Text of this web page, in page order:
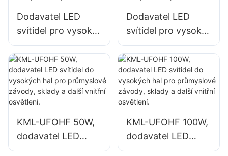
Dodavatel LED
svítidel pro vysoké
budovy KML-HB52
100W pro vnitřní
prostory, jako jsou
průmyslové tovární
budovy a sklady.
Dodavatel LED
svítidel pro vysoké
stropy KML-UFOHA
100W pro vnitřní
prostory, jako jsou
průmyslové tovární
budovy a sklady.
KML-UFOHF 50W,
dodavatel LED
svítidel do
KML-UFOHF 100W,
dodavatel LED
svítidel do